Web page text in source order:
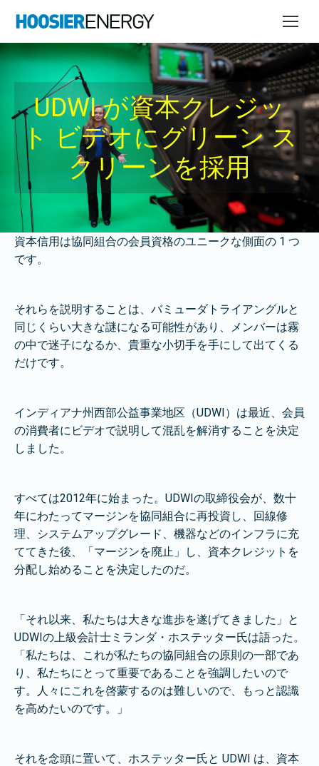
UDWI が資本クレジッ
ト ビデオにグリーン ス
クリーンを採用
資本信用は協同組合の会員資格のユニークな側面の 1 つ
です。
それらを説明することは、バミューダトライアングルと
同じくらい大きな謎になる可能性があり、メンバーは霧
の中で迷子になるか、貴重な小切手を手にして出てくる
だけです。
インディアナ州西部公益事業地区（UDWI）は最近、会員
の消費者にビデオで説明して混乱を解消することを決定
しました。
すべては2012年に始まった。UDWIの取締役会が、数十
年にわたってマージンを協同組合に再投資し、回線修
理、システムアップグレード、機器などのインフラに充
ててきた後、「マージンを廃止」し、資本クレジットを
分配し始めることを決定したのだ。
「それ以来、私たちは大きな進歩を遂げてきました」と
UDWIの上級会計士ミランダ・ホステッター氏は語った。
「私たちは、これが私たちの協同組合の原則の一部であ
り、私たちにとって重要であることを強調したいので
す。人々にこれを啓蒙するのは難しいので、もっと認識
を高めたいのです。」
それを念頭に置いて、ホステッター氏と UDWI は、資本